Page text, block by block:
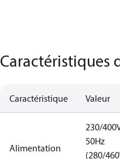
Caractéristiques
Caractéristique Valeur
Alimentation
230/
50Hz
(280/